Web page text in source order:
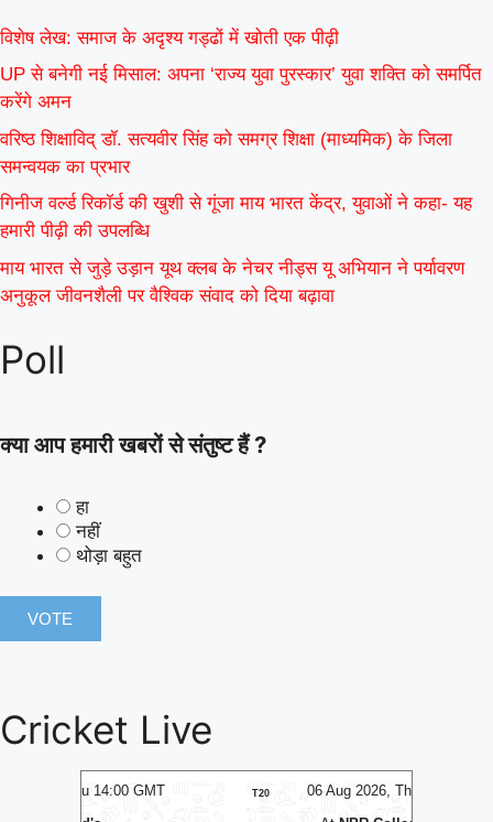
विशेष लेख: समाज के अदृश्य गड्ढों में खोती एक पीढ़ी
UP से बनेगी नई मिसाल: अपना ‘राज्य युवा पुरस्कार’ युवा शक्ति को समर्पित
करेंगे अमन
वरिष्ठ शिक्षाविद् डॉ. सत्यवीर सिंह को समग्र शिक्षा (माध्यमिक) के जिला
समन्वयक का प्रभार
गिनीज वर्ल्ड रिकॉर्ड की खुशी से गूंजा माय भारत केंद्र, युवाओं ने कहा- यह
हमारी पीढ़ी की उपलब्धि
माय भारत से जुड़े उड़ान यूथ क्लब के नेचर नीड्स यू अभियान ने पर्यावरण
अनुकूल जीवनशैली पर वैश्विक संवाद को दिया बढ़ावा
Poll
क्या आप हमारी खबरों से संतुष्ट हैं ?
हा
नहीं
थोड़ा बहुत
Cricket Live
06 Aug 2026, Thu 14:00 GMT
T20